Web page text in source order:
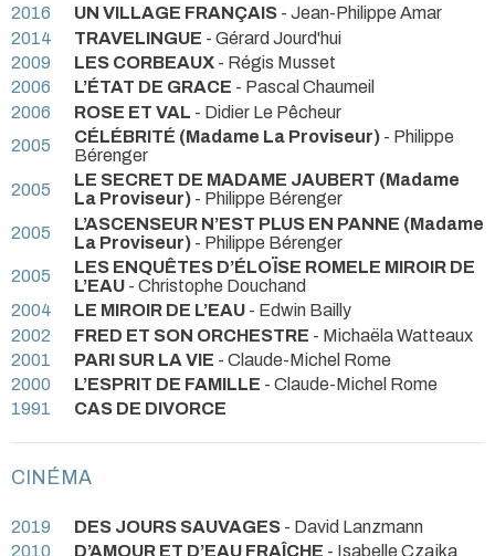
2016
UN VILLAGE FRANÇAIS - Jean-Philippe Amar
2014
TRAVELINGUE - Gérard Jourd'hui
2009
LES CORBEAUX - Régis Musset
2006
L’ÉTAT DE GRACE - Pascal Chaumeil
2006
ROSE ET VAL - Didier Le Pêcheur
2005
CÉLÉBRITÉ (Madame La Proviseur) - Philippe
Bérenger
2005
LE SECRET DE MADAME JAUBERT (Madame
La Proviseur) - Philippe Bérenger
2005
L’ASCENSEUR N’EST PLUS EN PANNE (Madame
La Proviseur) - Philippe Bérenger
2005
LES ENQUÊTES D’ÉLOÏSE ROMELE MIROIR DE
L’EAU - Christophe Douchand
2004
LE MIROIR DE L’EAU - Edwin Bailly
2002
FRED ET SON ORCHESTRE - Michaëla Watteaux
2001
PARI SUR LA VIE - Claude-Michel Rome
2000
L’ESPRIT DE FAMILLE - Claude-Michel Rome
1991
CAS DE DIVORCE
CINÉMA
2019 DES JOURS SAUVAGES - David Lanzmann
2010
D’AMOUR ET D’EAU FRAÎCHE - Isabelle Czajka